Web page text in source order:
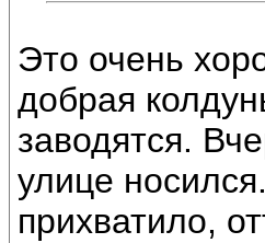
Это очень
добрая
заводятся.
улице
прихватило,